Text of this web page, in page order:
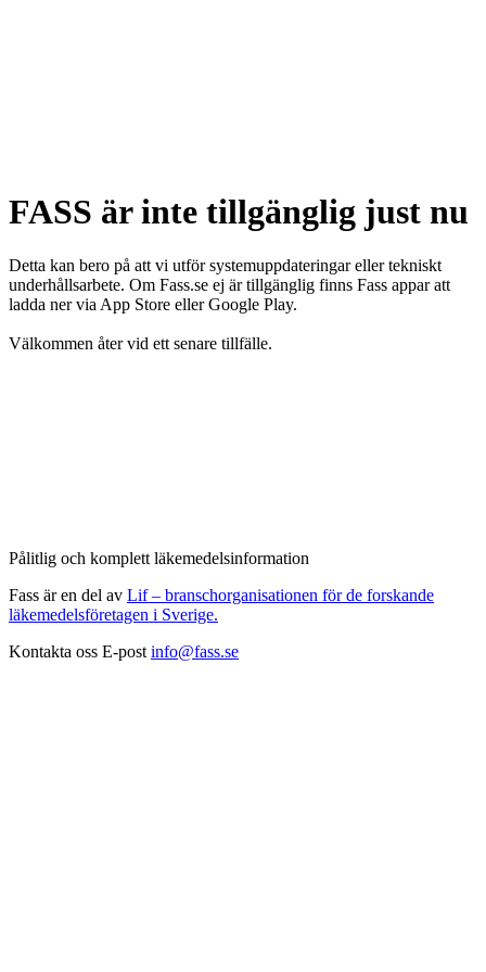
FASS är inte tillgänglig just nu
Detta kan bero på att vi utför systemuppdateringar eller tekniskt
underhållsarbete. Om Fass.se ej är tillgänglig finns Fass appar att
ladda ner via App Store eller Google Play.
Välkommen åter vid ett senare tillfälle.
Pålitlig och komplett läkemedelsinformation
Fass är en del av Lif – branschorganisationen för de forskande
läkemedelsföretagen i Sverige.
Kontakta oss E-post info@fass.se